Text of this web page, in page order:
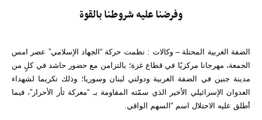
وفرضنا عليه شروطنا بالقوة
الضفة الغربية المحتلة – وكالات : نظمت حركة “الجهاد الإسلامي” عصر امس
الجمعة، مهرجانا مركزيًا في قطاع غزة؛ بالتزامن مع حضور حاشد في كلٍ من
مدينة جنين في الضفة الغربية ودولتي لبنان وسوريا؛ وذلك تكريما لشهداء
العدوان الإسرائيلي الأخير الذي سمّته المقاومة بـ “معركة ثأر الأحرار”، فيما
أطلق عليه الاحتلال اسم “السهم الواقي.